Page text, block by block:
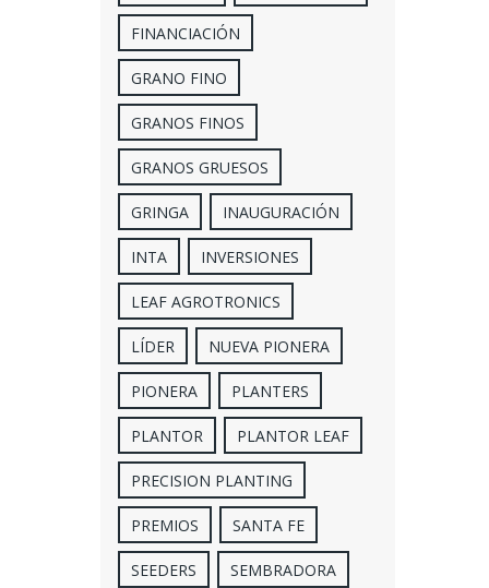
FINANCIACIÓN
GRANO FINO
GRANOS FINOS
GRANOS GRUESOS
GRINGA INAUGURACIÓN
INTA INVERSIONES
LEAF AGROTRONICS
LÍDER NUEVA PIONERA
PIONERA PLANTERS
PLANTOR PLANTOR LEAF
PRECISION PLANTING
PREMIOS SANTA FE
SEEDERS SEMBRADORA